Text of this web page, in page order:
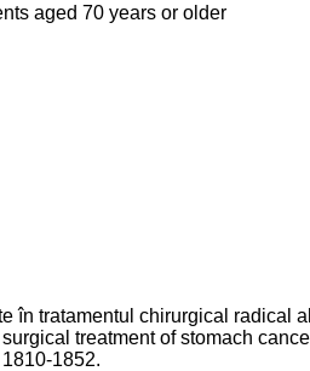
aged 70 years or older
în tratamentul chirurgical radical
treatment of stomach
1852.